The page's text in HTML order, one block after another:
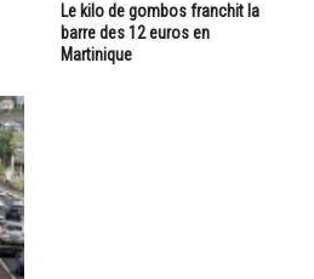
Le kilo de gombos franchit la
barre des 12 euros en
Martinique